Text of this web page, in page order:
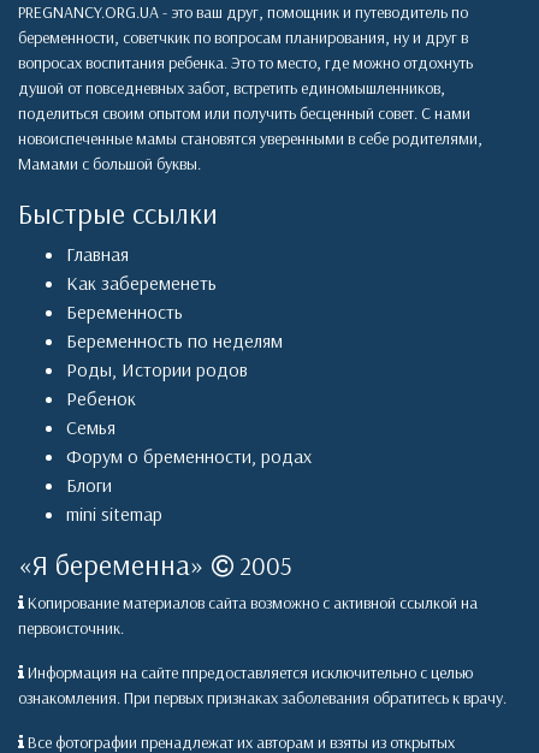
PREGNANCY.ORG.UA - это ваш друг, помощник и путеводитель по
беременности, советчкик по вопросам планирования, ну и друг в
вопросах воспитания ребенка. Это то место, где можно отдохнуть
душой от повседневных забот, встретить единомышленников,
поделиться своим опытом или получить бесценный совет. С нами
новоиспеченные мамы становятся уверенными в себе родителями,
Мамами с большой буквы.
Быстрые ссылки
Главная
Как забеременеть
Беременность
Беременность по неделям
Роды, Истории родов
Ребенок
Семья
Форум о бременности, родах
Блоги
mini sitemap
«Я беременна» 2005
Копирование материалов сайта возможно с активной ссылкой на
первоисточник.
Информация на сайте ппредоставляется исключительно с целью
ознакомления. При первых признаках заболевания обратитесь к врачу.
Все фотографии пренадлежат их авторам и взяты из открытых